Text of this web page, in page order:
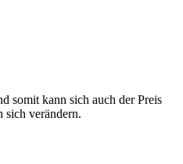
somit kann sich auch der Preis
sich verändern.